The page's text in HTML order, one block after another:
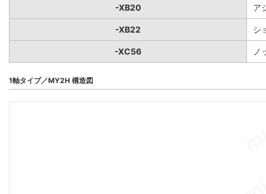
-XB20 ア
-XB22 シ
-XC56 ノ
1軸タイプ／MY2H 構造図